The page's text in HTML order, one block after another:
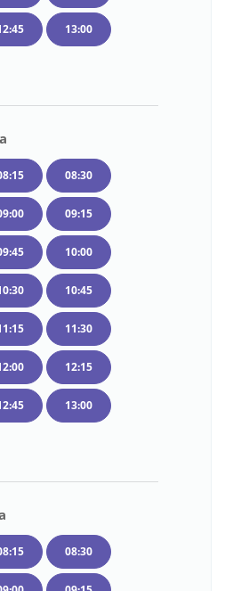
13:00
08:30
09:15
10:00
10:45
11:30
12:15
13:00
08:30